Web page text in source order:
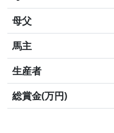
母父
馬主
生産者
総賞金(万円)